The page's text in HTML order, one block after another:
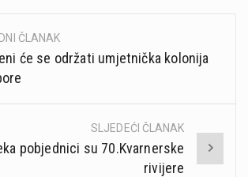
ČLANAK
će se održati umjetnička kolonija
SLJEDEĆI ČLANAK
pobjednici su 70.Kvarnerske
rivijere